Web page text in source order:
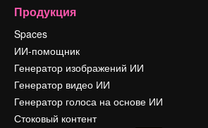
Продукция
Spaces
ИИ-помощник
Генератор изображений ИИ
Генератор видео ИИ
Генератор голоса на основе ИИ
Стоковый контент